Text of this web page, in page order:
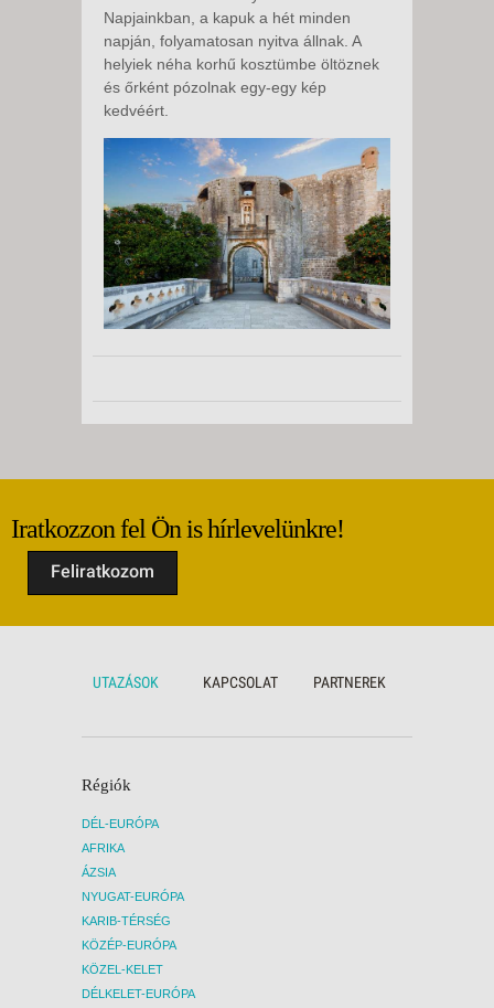
Napjainkban, a kapuk a hét minden
napján, folyamatosan nyitva állnak. A
helyiek néha korhű kosztümbe öltöznek
és őrként pózolnak egy-egy kép
kedvéért.
Iratkozzon fel Ön is hírlevelünkre!
Feliratkozom
UTAZÁSOK KAPCSOLAT PARTNEREK
Régiók
DÉL-EURÓPA
AFRIKA
ÁZSIA
NYUGAT-EURÓPA
KARIB-TÉRSÉG
KÖZÉP-EURÓPA
KÖZEL-KELET
DÉLKELET-EURÓPA